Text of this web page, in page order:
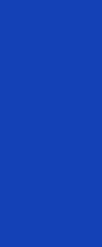
выгодным ценам,